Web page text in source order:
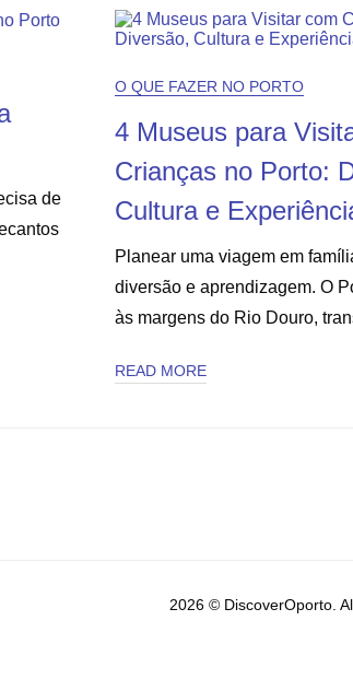
de
O QUE FAZER NO PORTO
4 Museus para
Crianças no Porto:
Cultura e
Planear uma viagem em
diversão e aprendizagem. O
às margens do Rio Douro,
READ MORE
2026 © DiscoverOporto.